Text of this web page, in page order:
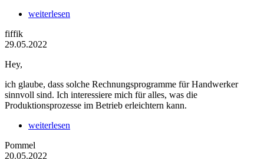
weiterlesen
fiffik
29.05.2022
Hey,
ich glaube, dass solche Rechnungsprogramme für Handwerker
sinnvoll sind. Ich interessiere mich für alles, was die
Produktionsprozesse im Betrieb erleichtern kann.
weiterlesen
Pommel
20.05.2022